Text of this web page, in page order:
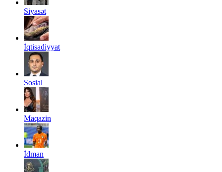
Siyasət
İqtisadiyyat
Sosial
Maqazin
İdman